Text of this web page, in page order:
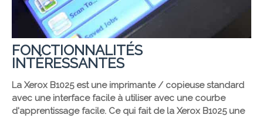
FONCTIONNALITÉS
INTÉRESSANTES
La Xerox B1025 est une imprimante / copieuse standard
avec une interface facile à utiliser avec une courbe
d'apprentissage facile. Ce qui fait de la Xerox B1025 une